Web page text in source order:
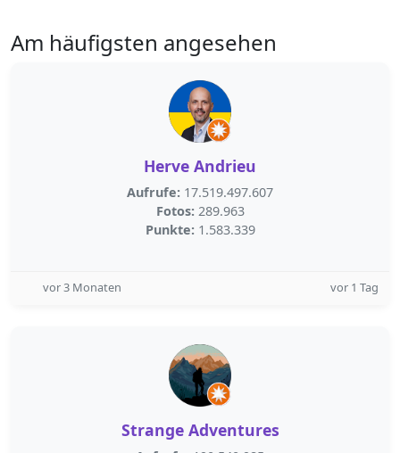
Am häufigsten angesehen
Herve Andrieu
Aufrufe: 17.519.497.607
Fotos: 289.963
Punkte: 1.583.339
vor 3 Monaten vor 1 Tag
Strange Adventures